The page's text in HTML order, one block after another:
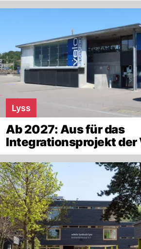
Lyss
Ab 2027: Aus für das
Integrationsprojekt der